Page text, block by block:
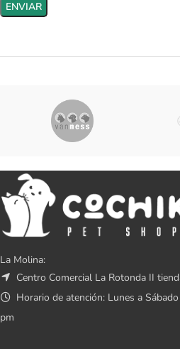
La Molina:
Centro Comercial La Rotonda II
Horario de atención: Lunes a
pm